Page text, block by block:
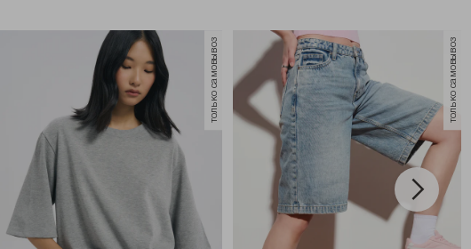
только самовывоз только самовывоз